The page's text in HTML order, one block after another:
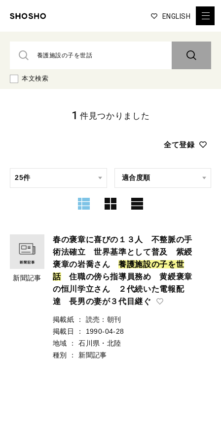
ENGLISH
本文検索
全て登録
1 件見つかりました
新聞記事
春の褒章に喜びの１３人 不整脈の手
術法確立 世界基準として普及 紫綬
褒章の岩喬さん養護施設の子を世
話住職の傍ら指導員務め 黄綬褒章
の恒川学立さん ２代続いた電報配
達 長男の妻が３代目継ぐ
掲載紙 ：
読売：朝刊
掲載日
：
1990-04-28
地域
：
石川県・北陸
種別
： 新聞記事